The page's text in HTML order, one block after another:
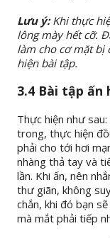
Lưu ý:Khi thực
lông mày hết cỡ.
làm cho cơ mặt bị
hiện bài tập.
3.4 Bài tập
Thực hiện như
trong, thực hiện
phải cho tới hơi
nhàng thả tay và
lần. Khi ấn, nên
thư giãn, không
chắn, khi đó bạn
mà mắt phải tiếp